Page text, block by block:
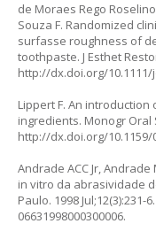
de Moraes Rego
Souza F. Randomized
surfasse roughness of
toothpaste. J Esthet
http://dx.doi.org/10.1111/
Lippert F. An
ingredients. Monogr Oral
http://dx.doi.org/10.1159/
Andrade ACC Jr, Andrade
in vitro da abrasividade
Paulo. 1998
06631998000300006.